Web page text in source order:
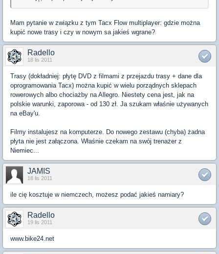
Mam pytanie w związku z tym Tacx Flow multiplayer: gdzie można
kupić nowe trasy i czy w nowym sa jakieś wgrane?
Radello
18 lis 2011
Trasy (dokładniej: płytę DVD z filmami z przejazdu trasy + dane dla
oprogramowania Tacx) można kupić w wielu porządnych sklepach
rowerowych albo chociażby na Allegro. Niestety cena jest, jak na
polskie warunki, zaporowa - od 130 zł. Ja szukam właśnie używanych
na eBay'u.
Filmy instalujesz na komputerze. Do nowego zestawu (chyba) żadna
płyta nie jest załączona. Właśnie czekam na swój trenażer z
Niemiec...
JAMIS
18 lis 2011
ile cię kosztuje w niemczech, możesz podać jakieś namiary?
Radello
19 lis 2011
www.bike24.net